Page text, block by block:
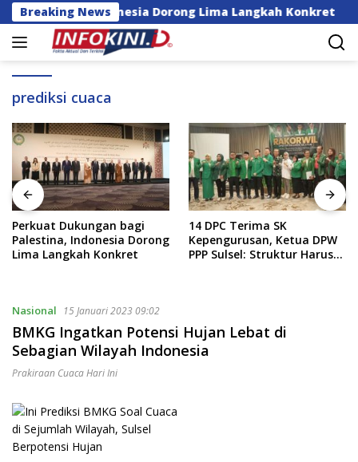
Langsung
ke
konten
Breaking NewsIndonesia Dorong Lima Langkah Konkret
prediksi cuaca
bagi
Dorong
14 DPC Terima SK
Kepengurusan, Ketua DPW
PPP Sulsel: Struktur Harus
Mensos Tinjau
Rakyat di
Gubernur: Ini
Nasional 15 Januari 2023 09:02
BMKG Ingatkan Potensi Hujan Lebat di
Sebagian Wilayah Indonesia
Prakiraan Cuaca Hari Ini